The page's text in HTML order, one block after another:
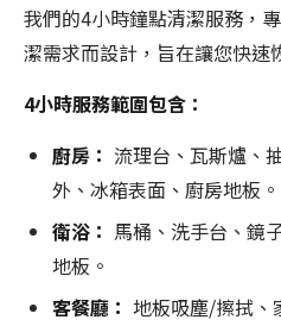
我們的4小時鐘點清潔服務，
潔需求而設計，旨在讓您快速
4小時服務範圍包含：
廚房： 流理台、瓦斯爐、
外、冰箱表面、廚房地板。
衛浴： 馬桶、洗手台、鏡
地板。
客餐廳： 地板吸塵/擦拭、